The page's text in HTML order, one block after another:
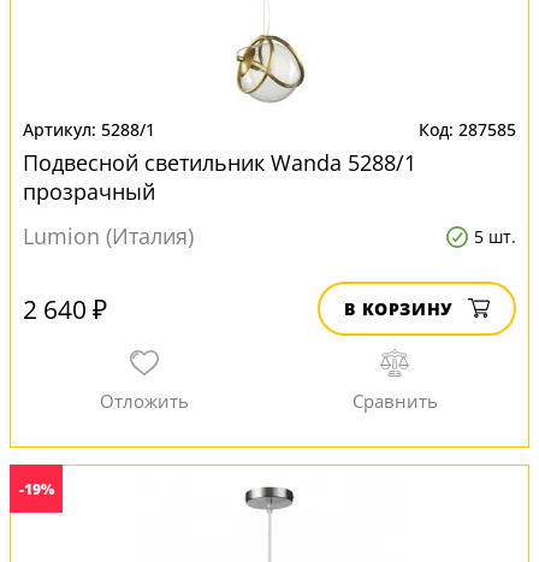
5288/1 287585
Подвесной светильник Wanda 5288/1
прозрачный
Lumion (Италия)
5 шт.
2 640 ₽ В КОРЗИНУ
-19%